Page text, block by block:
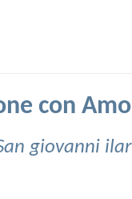
con
giovanni